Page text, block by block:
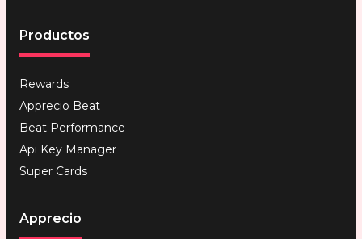
Productos
Rewards
Apprecio Beat
Beat Performance
Api Key Manager
Super Cards
Apprecio